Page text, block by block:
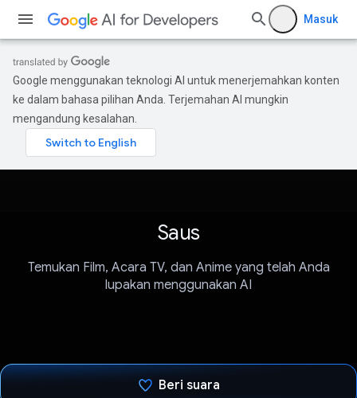
Masuk
Google menggunakan teknologi AI untuk menerjemahkan konten
ke dalam bahasa pilihan Anda. Terjemahan AI mungkin
mengandung kesalahan.
Saus
Temukan Film, Acara TV, dan Anime yang telah Anda
lupakan menggunakan AI
Beri suara